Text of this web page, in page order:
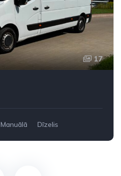
17
Manuālā
Dīzelis